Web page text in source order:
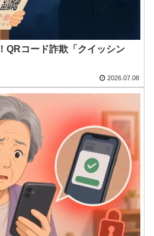
QRコード詐欺「クイッシン
2026.07.08